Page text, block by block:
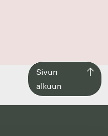
Sivun
alkuun
sivun